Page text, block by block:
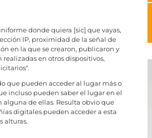
donde quiera [sic] que vayas,
IP, proximidad de la señal de
en la que se crearon, publicaron y
en otros dispositivos,
que pueden acceder al lugar más o
incluso pueden saber el lugar en el
de ellas. Resulta obvio que
digitales pueden acceder a esta
alturas.